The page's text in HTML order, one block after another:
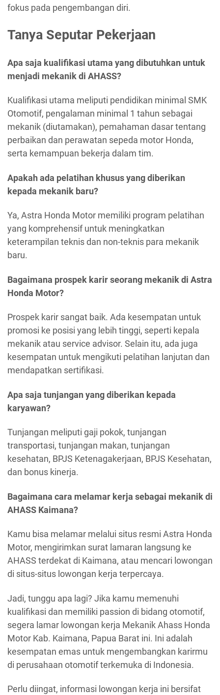
fokus pada pengembangan diri.
Tanya Seputar Pekerjaan
Apa saja kualifikasi utama yang dibutuhkan untuk
menjadi mekanik di AHASS?
Kualifikasi utama meliputi pendidikan minimal SMK
Otomotif, pengalaman minimal 1 tahun sebagai
mekanik (diutamakan), pemahaman dasar tentang
perbaikan dan perawatan sepeda motor Honda,
serta kemampuan bekerja dalam tim.
Apakah ada pelatihan khusus yang diberikan
kepada mekanik baru?
Ya, Astra Honda Motor memiliki program pelatihan
yang komprehensif untuk meningkatkan
keterampilan teknis dan non-teknis para mekanik
baru.
Bagaimana prospek karir seorang mekanik di Astra
Honda Motor?
Prospek karir sangat baik. Ada kesempatan untuk
promosi ke posisi yang lebih tinggi, seperti kepala
mekanik atau service advisor. Selain itu, ada juga
kesempatan untuk mengikuti pelatihan lanjutan dan
mendapatkan sertifikasi.
Apa saja tunjangan yang diberikan kepada
karyawan?
Tunjangan meliputi gaji pokok, tunjangan
transportasi, tunjangan makan, tunjangan
kesehatan, BPJS Ketenagakerjaan, BPJS Kesehatan,
dan bonus kinerja.
Bagaimana cara melamar kerja sebagai mekanik di
AHASS Kaimana?
Kamu bisa melamar melalui situs resmi Astra Honda
Motor, mengirimkan surat lamaran langsung ke
AHASS terdekat di Kaimana, atau mencari lowongan
di situs-situs lowongan kerja terpercaya.
Jadi, tunggu apa lagi? Jika kamu memenuhi
kualifikasi dan memiliki passion di bidang otomotif,
segera lamar lowongan kerja Mekanik Ahass Honda
Motor Kab. Kaimana, Papua Barat ini. Ini adalah
kesempatan emas untuk mengembangkan karirmu
di perusahaan otomotif terkemuka di Indonesia.
Perlu diingat, informasi lowongan kerja ini bersifat